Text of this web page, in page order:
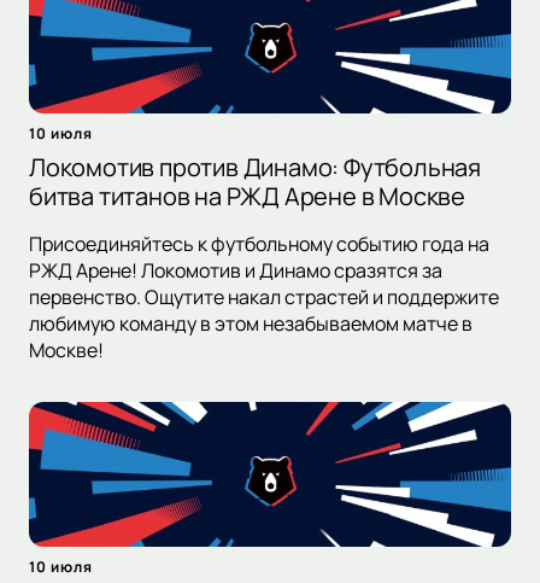
10 июля
Локомотив против Динамо: Футбольная
битва титанов на РЖД Арене в Москве
Присоединяйтесь к футбольному событию года на
РЖД Арене! Локомотив и Динамо сразятся за
первенство. Ощутите накал страстей и поддержите
любимую команду в этом незабываемом матче в
Москве!
10 июля